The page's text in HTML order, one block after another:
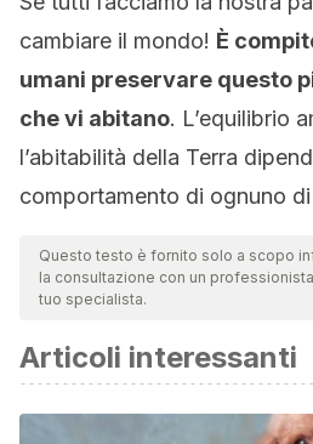
cambiare il mondo! È
umani preservare questo
che vi abitano. L’equilibrio
l’abitabilità della Terra
comportamento di ognuno di
Questo testo è fornito solo a scopo
la consultazione con un
tuo specialista.
Articoli interessanti